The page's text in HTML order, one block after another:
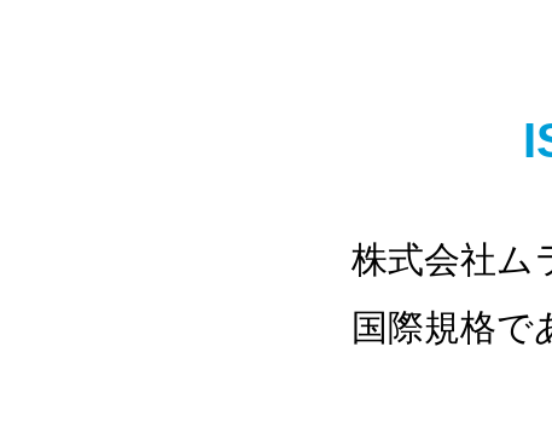
株式会社ム
国際規格で